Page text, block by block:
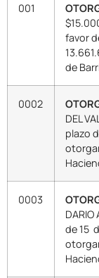
001
favor
de
0002
DEL
plazo
0003
de 15